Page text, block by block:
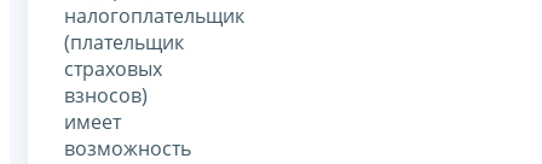
налогоплательщик
(плательщик
страховых
взносов)
имеет
возможность